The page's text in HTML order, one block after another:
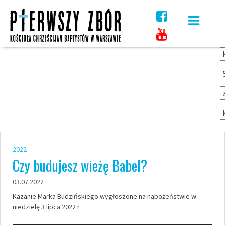
content
2022
Czy budujesz wieżę Babel?
03.07.2022
Kazanie Marka Budzińskiego wygłoszone na nabożeństwie w
niedzielę 3 lipca 2022 r.